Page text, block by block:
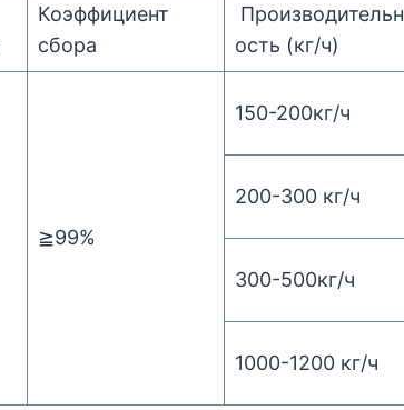
Коэффициент
сбора
Производительн
ость (кг/ч)
≧99%
150-200кг/ч
200-300 кг/ч
300-500кг/ч
1000-1200 кг/ч